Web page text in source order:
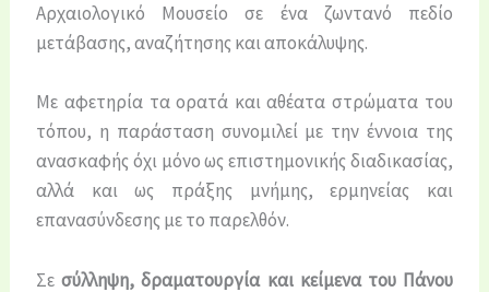
Αρχαιολογικό Μουσείο σε ένα ζωντανό πεδίο
μετάβασης, αναζήτησης και αποκάλυψης.
Με αφετηρία τα ορατά και αθέατα στρώματα του
τόπου, η παράσταση συνομιλεί με την έννοια της
ανασκαφής όχι μόνο ως επιστημονικής διαδικασίας,
αλλά και ως πράξης μνήμης, ερμηνείας και
επανασύνδεσης με το παρελθόν.
Σεσύλληψη, δραματουργία και κείμενα του Πάνου